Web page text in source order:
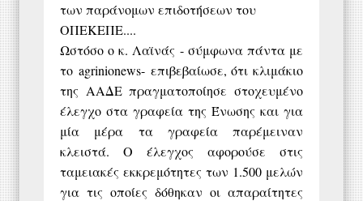
των παράνομων επιδοτήσεων του
ΟΠΕΚΕΠΕ....
Ωστόσο ο κ. Λαϊνάς - σύμφωνα πάντα με
το agrinionews- επιβεβαίωσε, ότι κλιμάκιο
της ΑΑΔΕ πραγματοποίησε στοχευμένο
έλεγχο στα γραφεία της Ένωσης και για
μία μέρα τα γραφεία παρέμειναν
κλειστά. Ο έλεγχος αφορούσε στις
ταμειακές εκκρεμότητες των 1.500 μελών
για τις οποίες δόθηκαν οι απαραίτητες